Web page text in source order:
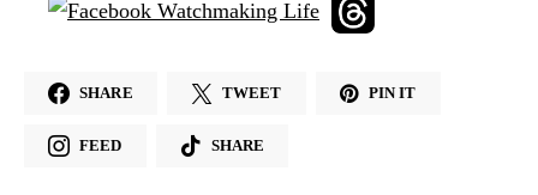
SHARE TWEET PIN IT
FEED SHARE